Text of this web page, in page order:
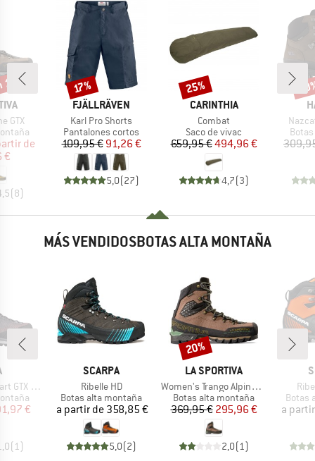
GTX
reducido
de
€
(8)
MARCA
FJÄLLRÄVEN
Artículo
Karl Pro Shorts
Product group
Pantalones cortos
Precio
109,95 €Precio reducido
91,26 €
5,0(27)
Descuento
17%
MARCA
CARINTHIA
Artículo
Combat
Product group
Saco de vivac
Precio
659,95 €Precio reducido
494,96 €
4,7(3)
Descuento
25%
MÁS VENDIDOSBOTAS ALTA MONTAÑA
Mid
reducido
€
(1)
MARCA
SCARPA
Artículo
Ribelle HD
Product group
Botas alta montaña
Precio
a partir de 358,85 €
5,0(2)
MARCA
LA SPORTIVA
Artículo
Women's Trango Alpine GTX
Product group
Botas alta montaña
Precio
369,95 €Precio reducido
295,96 €
2,0(1)
Descuento
20%
Botas
a